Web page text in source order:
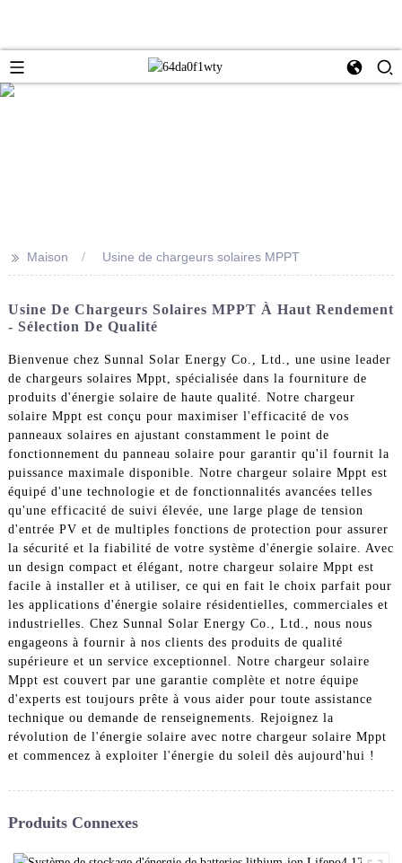
>> Maison Usine de chargeurs solaires MPPT
Usine De Chargeurs Solaires MPPT À Haut Rendement
- Sélection De Qualité
Bienvenue chez Sunnal Solar Energy Co., Ltd., une usine leader
de chargeurs solaires Mppt, spécialisée dans la fourniture de
produits d'énergie solaire de haute qualité. Notre chargeur
solaire Mppt est conçu pour maximiser l'efficacité de vos
panneaux solaires en ajustant constamment le point de
fonctionnement du panneau solaire pour garantir qu'il fournit la
puissance maximale disponible. Notre chargeur solaire Mppt est
équipé d'une technologie et de fonctionnalités avancées telles
qu'une efficacité de suivi élevée, une large plage de tension
d'entrée PV et de multiples fonctions de protection pour assurer
la sécurité et la fiabilité de votre système d'énergie solaire. Avec
un design compact et élégant, notre chargeur solaire Mppt est
facile à installer et à utiliser, ce qui en fait le choix parfait pour
les applications d'énergie solaire résidentielles, commerciales et
industrielles. Chez Sunnal Solar Energy Co., Ltd., nous nous
engageons à fournir à nos clients des produits de qualité
supérieure et un service exceptionnel. Notre chargeur solaire
Mppt est couvert par une garantie complète et notre équipe
d'experts est toujours prête à vous aider pour toute assistance
technique ou demande de renseignements. Rejoignez la
révolution de l'énergie solaire avec notre chargeur solaire Mppt
et commencez à exploiter l'énergie du soleil dès aujourd'hui !
Produits Connexes